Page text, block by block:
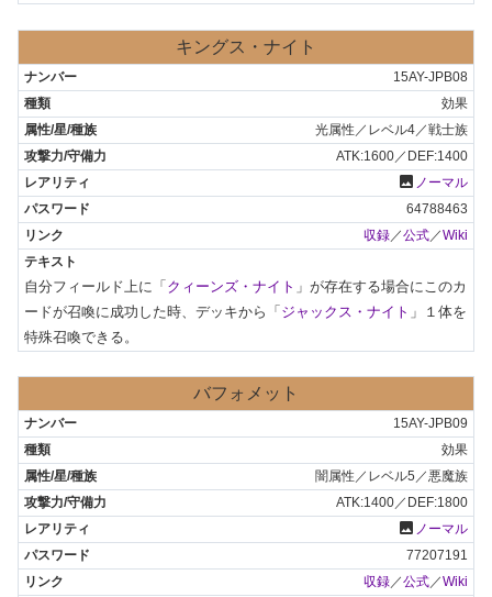
キングス・ナイト
15AY-JPB08
効果
光属性／レベル4／戦士族
ATK:1600／DEF:1400
photo ノーマル
64788463
収録 ／公式 ／Wiki
自分フィールド上に「クィーンズ・ナイト 」が存在する場合にこのカ
ードが召喚に成功した時、デッキから「ジャックス・ナイト 」１体を
特殊召喚できる。
バフォメット
15AY-JPB09
効果
闇属性／レベル5／悪魔族
ATK:1400／DEF:1800
photo ノーマル
77207191
収録／公式／Wiki